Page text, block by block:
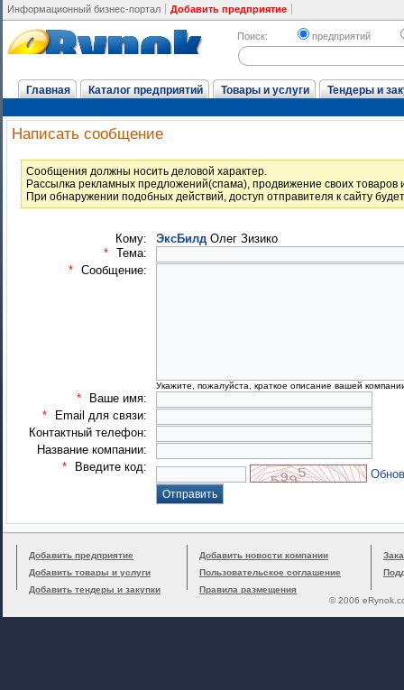
Информационный бизнес-портал Добавить предприятие
Поиск: предприятий
Главная Каталог предприятий Товары и услуги Тендеры и
Написать сообщение
Cообщения должны носить деловой характер.
Рассылка рекламных предложений(спама), продвижение своих товаров
При обнаружении подобных действий, доступ отправителя к сайту
Кому: ЭксБилд Олег Зизико
* Тема:
* Сообщение:
Укажите, пожалуйста, краткое описание вашей
*
Ваше имя:
*
Email для связи:
Контактный телефон:
Название компании:
*
Введите код:
Добавить предприятие
Добавить товары и услуги
Добавить тендеры и закупки
Добавить новости компании
Пользовательское соглашение
Правила размещения
© 2006